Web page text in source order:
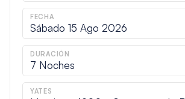
FECHA
Sábado 15 Ago 2026
DURACIÓN
7 Noches
YATES